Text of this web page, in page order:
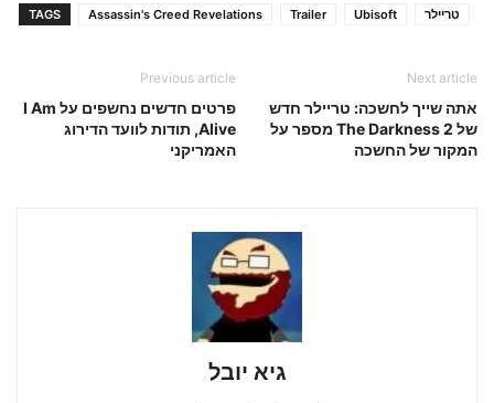
TAGS Assassin's Creed Revelations Trailer Ubisoft טריילר
Previous article
פרטים חדשים נחשפים על I Am
Alive, תודות לוועד הדירוג
האמריקני
Next article
אתה שייך לחשכה: טריילר חדש
של The Darkness 2 מספר על
המקור של החשכה
גיא יובל